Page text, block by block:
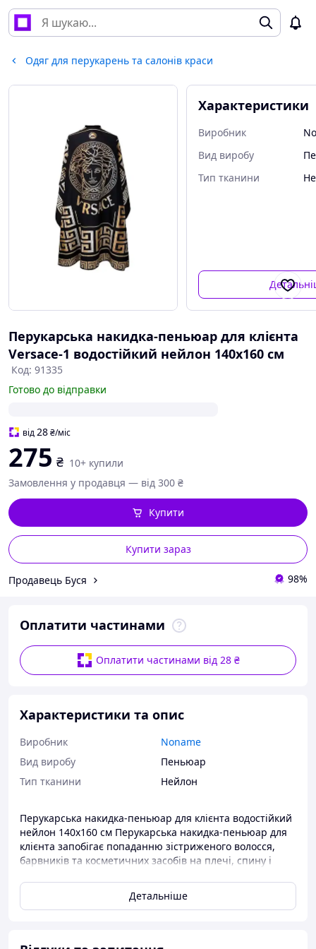
Одяг для перукарень та салонів краси
Характеристики
Виробник
Вид виробу
Тип тканини
Перукарська накидка-пеньюар для клієнта
Versace-1 водостійкий нейлон 140х160 см
Код: 91335
Готово до відправки
від28₴/міс
275 ₴ 10+ купили
Замовлення у продавця — від 300 ₴
Купити зараз
Купити
Продавець Буся 98%
Оплатити частинами
Оплатити частинами від 28 ₴
Характеристики та опис
Виробник
Noname
Вид виробу
Пеньюар
Тип тканини
Нейлон
Перукарська накидка-пеньюар для клієнта водостійкий
нейлон 140х160 см Перукарська накидка-пеньюар для
клієнта запобігає попаданню зістриженого волосся,
барвників та косметичних засобів на плечі, спину і
практично не відчувається на тілі. Комір фіксується
гачками, гумка щільно прилягає до шиї. Накидка-
Особливості накидки-пеньюару: виготовлена з
Детальніше